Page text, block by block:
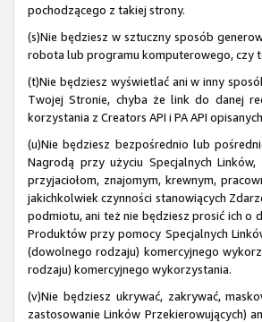
pochodzącego z takiej strony.
(s)Nie będziesz w sztuczny sposób
robota lub programu komputerowego, czy
(t)Nie będziesz wyświetlać ani w inny
Twojej Stronie, chyba że link do danej
korzystania z Creators API i PA API
(u)Nie będziesz bezpośrednio lub
Nagrodą przy użyciu Specjalnych
przyjaciołom, znajomym, krewnym,
jakichkolwiek czynności stanowiących
podmiotu, ani też nie będziesz prosić ich o
Produktów przy pomocy Specjalnych
(dowolnego rodzaju) komercyjnego
rodzaju) komercyjnego wykorzystania.
(v)Nie będziesz ukrywać, zakrywać,
zastosowanie Linków Przekierowujących)